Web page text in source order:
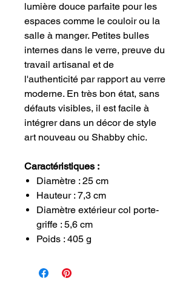
lumière douce parfaite pour les
espaces comme le couloir ou la
salle à manger. Petites bulles
internes dans le verre, preuve du
travail artisanal et de
l'authenticité par rapport au verre
moderne. En très bon état, sans
défauts visibles, il est facile à
intégrer dans un décor de style
art nouveau ou Shabby chic.
Caractéristiques :
Diamètre : 25 cm
Hauteur : 7,3 cm
Diamètre extérieur col porte-
griffe : 5,6 cm
Poids : 405 g